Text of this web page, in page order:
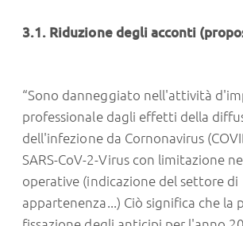
3.1. Riduzione degli acconti
“Sono danneggiato nell'attività
professionale dagli effetti della
dell'infezione da Cornonavirus
SARS-CoV-2-Virus con limitazione
operative (indicazione del settore di
appartenenza...) Ciò significa che la